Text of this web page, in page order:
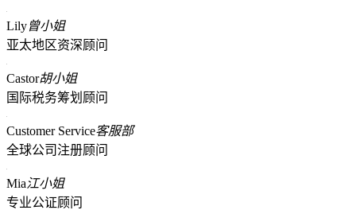
Lily曾小姐
亚太地区资深顾问
Castor胡小姐
国际税务筹划顾问
Customer Service客服部
全球公司注册顾问
Mia江小姐
专业公证顾问